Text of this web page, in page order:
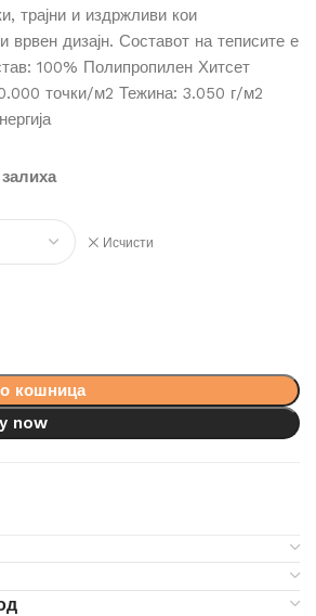
трајни и издржливи кои
врвен дизајн. Составот на теписите е
100% Полипропилен Хитсет
точки/м2 Тежина: 3.050 г/м2
Исчисти
кошница
now